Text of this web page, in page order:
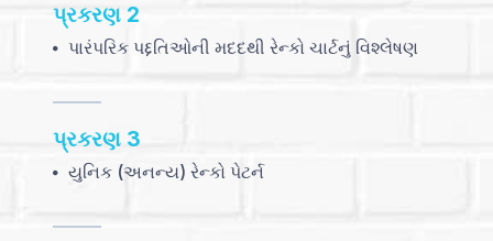
પ્રકરણ 2
પારંપરિક પદ્દતિઓની મદદથી રેન્કો ચાર્ટનું વિશ્લેષણ
પ્રકરણ 3
યુનિક (અનન્ય) રેન્કો પેટર્ન